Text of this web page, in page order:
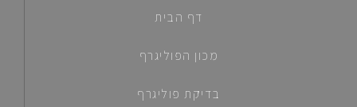
דף הבית
מכון הפוליגרף
בדיקת פוליגרף